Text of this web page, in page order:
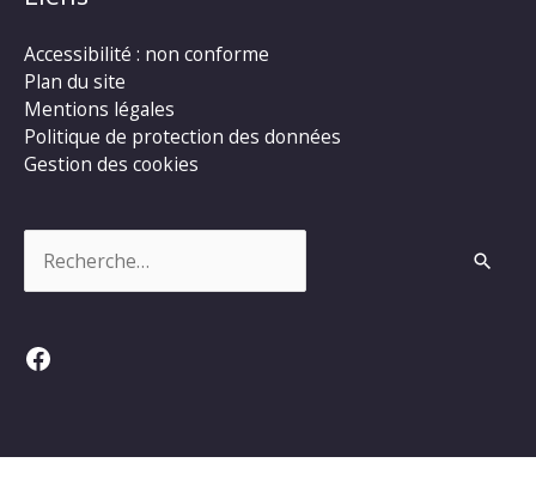
Accessibilité : non conforme
Plan du site
Mentions légales
Politique de protection des données
Gestion des cookies
Facebook